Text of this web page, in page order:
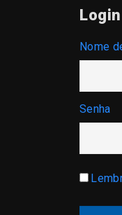
Login
Nome
Senha